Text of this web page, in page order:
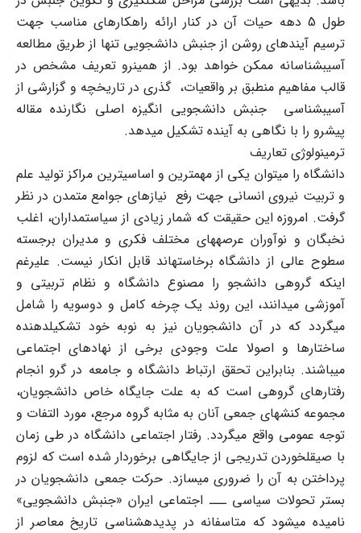
طول 5 دهه حیات آن در کنار ارائه راهکارهای مناسب جهت
ترسیم آینده‎ای روشن از جنبش دانشجویی تنها از طریق مطالعه
آسیب‏شناسانه ممکن خواهد بود. از همین‏رو تعریف مشخص در
قالب مفاهیم منطبق بر واقعیات، گذری در تاریخچه و گزارشی از
آسیب‏شناسی جنبش دانشجویی انگیزه اصلی نگارنده مقاله
پیش‏رو را با نگاهی به آینده تشکیل می‏دهد.
ترمینولوژی تعاریف
دانشگاه را می‏توان یکی از مهم‏ترین و اساسی‏ترین مراکز تولید علم
و تربیت نیروی انسانی جهت رفع نیازهای جوامع متمدن در نظر
گرفت. امروزه این حقیقت که شمار زیادی از سیاستمداران، اغلب
نخبگان و نوآوران عرصه‏های مختلف فکری و مدیران برجسته
سطوح عالی از دانشگاه برخاسته‏اند قابل انکار نیست. علیرغم
اینکه گروهی دانشجو را مصنوع دانشگاه و نظام تربیتی و
آموزشی می‏دانند، این روند یک چرخه کامل و دوسویه را شامل
می‏گردد که در آن دانشجویان نیز به نوبه خود تشکیل‏دهنده
ساختارها و اصولا علت وجودی برخی از نهادهای اجتماعی
می‏باشند. بنابراین تحقق ارتباط دانشگاه و جامعه در گرو انجام
رفتارهای گروهی است که به علت جایگاه خاص دانشجویان،
مجموعه کنشهای جمعی آنان به مثابه گروه مرجع، مورد التفات و
توجه عمومی واقع می‏گردد. رفتار اجتماعی دانشگاه در طی زمان
با صیقل‏خوردن تدریجی از جایگاهی برخوردار شده است که لزوم
پرداختن به آن را ضروری می‏سازد. حرکت جمعی دانشجویان در
بستر تحولات سیاسی ـــ اجتماعی ایران «جنبش دانشجویی»
نامیده می‏شود که متاسفانه در پدیده‏شناسی تاریخ معاصر از